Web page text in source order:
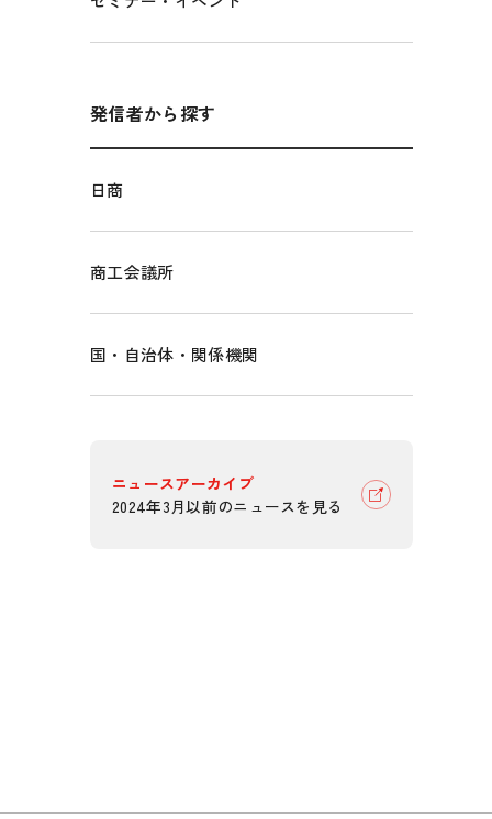
発信者から探す
日商
商工会議所
国・自治体・関係機関
ニュースアーカイブ
2024年3月以前のニュースを見る